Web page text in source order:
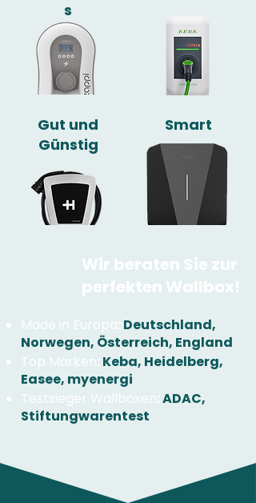
s
Gut und
Günstig
Smart
Wir beraten Sie zur
perfekten Wallbox!
Made in Europa: Deutschland,
Norwegen, Österreich, England
Top Marken: Keba, Heidelberg,
Easee, myenergi
Testsieger Wallboxen:ADAC,
Stiftungwarentest